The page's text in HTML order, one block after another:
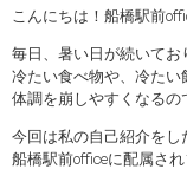
こんにちは！船橋駅前
毎日、暑い日が続いてお
冷たい食べ物や、冷たい
体調を崩しやすくなるの
今回は私の自己紹介をし
船橋駅前officeに配属さ